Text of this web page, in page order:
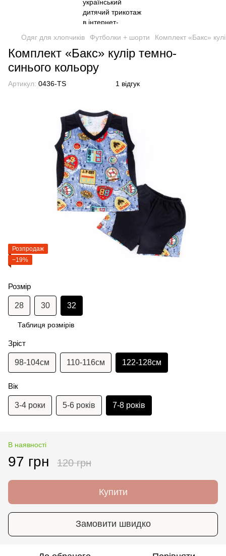
Одяг для хлопчиків Футболки + шорти Комплект «Бакс»
Комплект «Бакс» кулір темно-
синього кольору
Артикул: 0436-TS 1 відгук
Розпродаж
−19%
Розмір
28 30 32
Таблиця розмірів
Зріст
98-104см 110-116см 122-128см
Вік
3-4 роки 5-6 років 7-8 років
В наявності
97 грн 120 грн
Купити
Замовити швидко